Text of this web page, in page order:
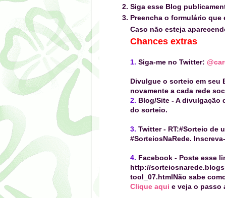
Siga esse Blog
Preencha o formulário
Caso não esteja
Chances extras
1. Siga-me no Twitter:
Divulgue o sorteio em seu
novamente a cada rede
2. Blog/Site -A divulgação
do sorteio.
3. Twitter- RT:#Sorteio de
#SorteiosNaRede.
4. Facebook - Poste esse
http://
tool_07.htmlNão sabe
Clique aqui e veja o passo